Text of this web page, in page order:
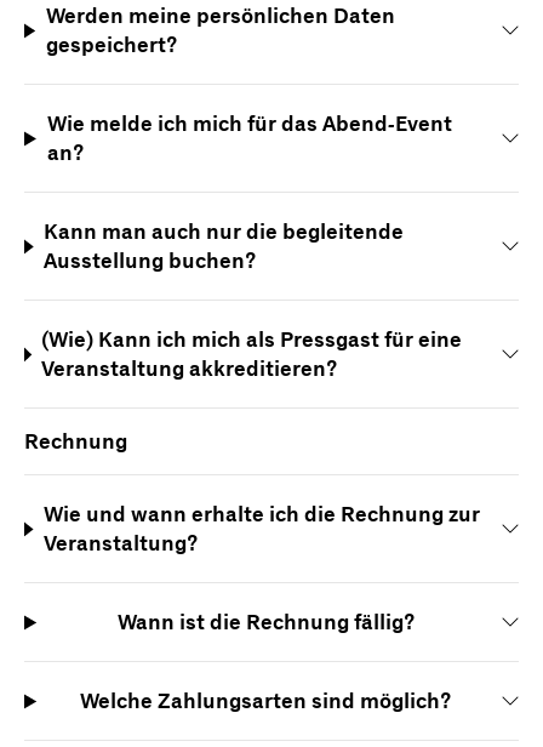
Werden meine persönlichen Daten
gespeichert?
Wie melde ich mich für das Abend-Event
an?
Kann man auch nur die begleitende
Ausstellung buchen?
(Wie) Kann ich mich als Pressgast für eine
Veranstaltung akkreditieren?
Rechnung
Wie und wann erhalte ich die Rechnung zur
Veranstaltung?
Wann ist die Rechnung fällig?
Welche Zahlungsarten sind möglich?